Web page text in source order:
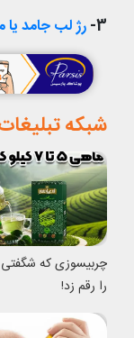
3- رژ لب جامد یا
شبکه تبلیغات
چربیسوزی که
را رقم زد!